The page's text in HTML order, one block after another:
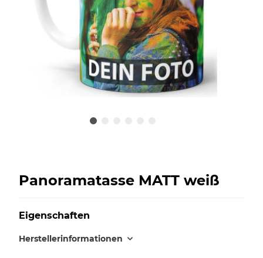
Panoramatasse MATT weiß
Eigenschaften
Herstellerinformationen